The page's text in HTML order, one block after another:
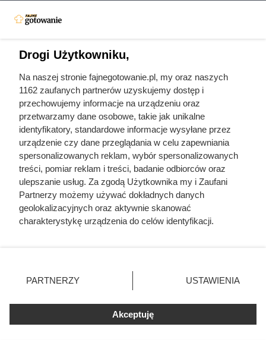
potem postawił potworne
ultimatum. Kulisy tragedii, która
wstrząsnęła Polską
Drogi Użytkowniku,
Na naszej stronie fajnegotowanie.pl, my oraz naszych
1162 zaufanych partnerów uzyskujemy dostęp i
przechowujemy informacje na urządzeniu oraz
przetwarzamy dane osobowe, takie jak unikalne
identyfikatory, standardowe informacje wysyłane przez
urządzenie czy dane przeglądania w celu zapewniania
spersonalizowanych reklam, wybór spersonalizowanych
treści, pomiar reklam i treści, badanie odbiorców oraz
ulepszanie usług. Za zgodą Użytkownika my i Zaufani
Partnerzy możemy używać dokładnych danych
geolokalizacyjnych oraz aktywnie skanować
charakterystykę urządzenia do celów identyfikacji.
zmienić/wycofać klikając przycisk ustawień prywatności
znajdujący się w lewym dolnym rogu strony
rodzaje przetwarzania danych nie wymagają zgody
użytkownika, ale masz prawo sprzeciwić się takiemu
przetwarzaniu. Preferencje będą miały zastosowania tylko
PARTNERZY USTAWIENIA
Akceptuję